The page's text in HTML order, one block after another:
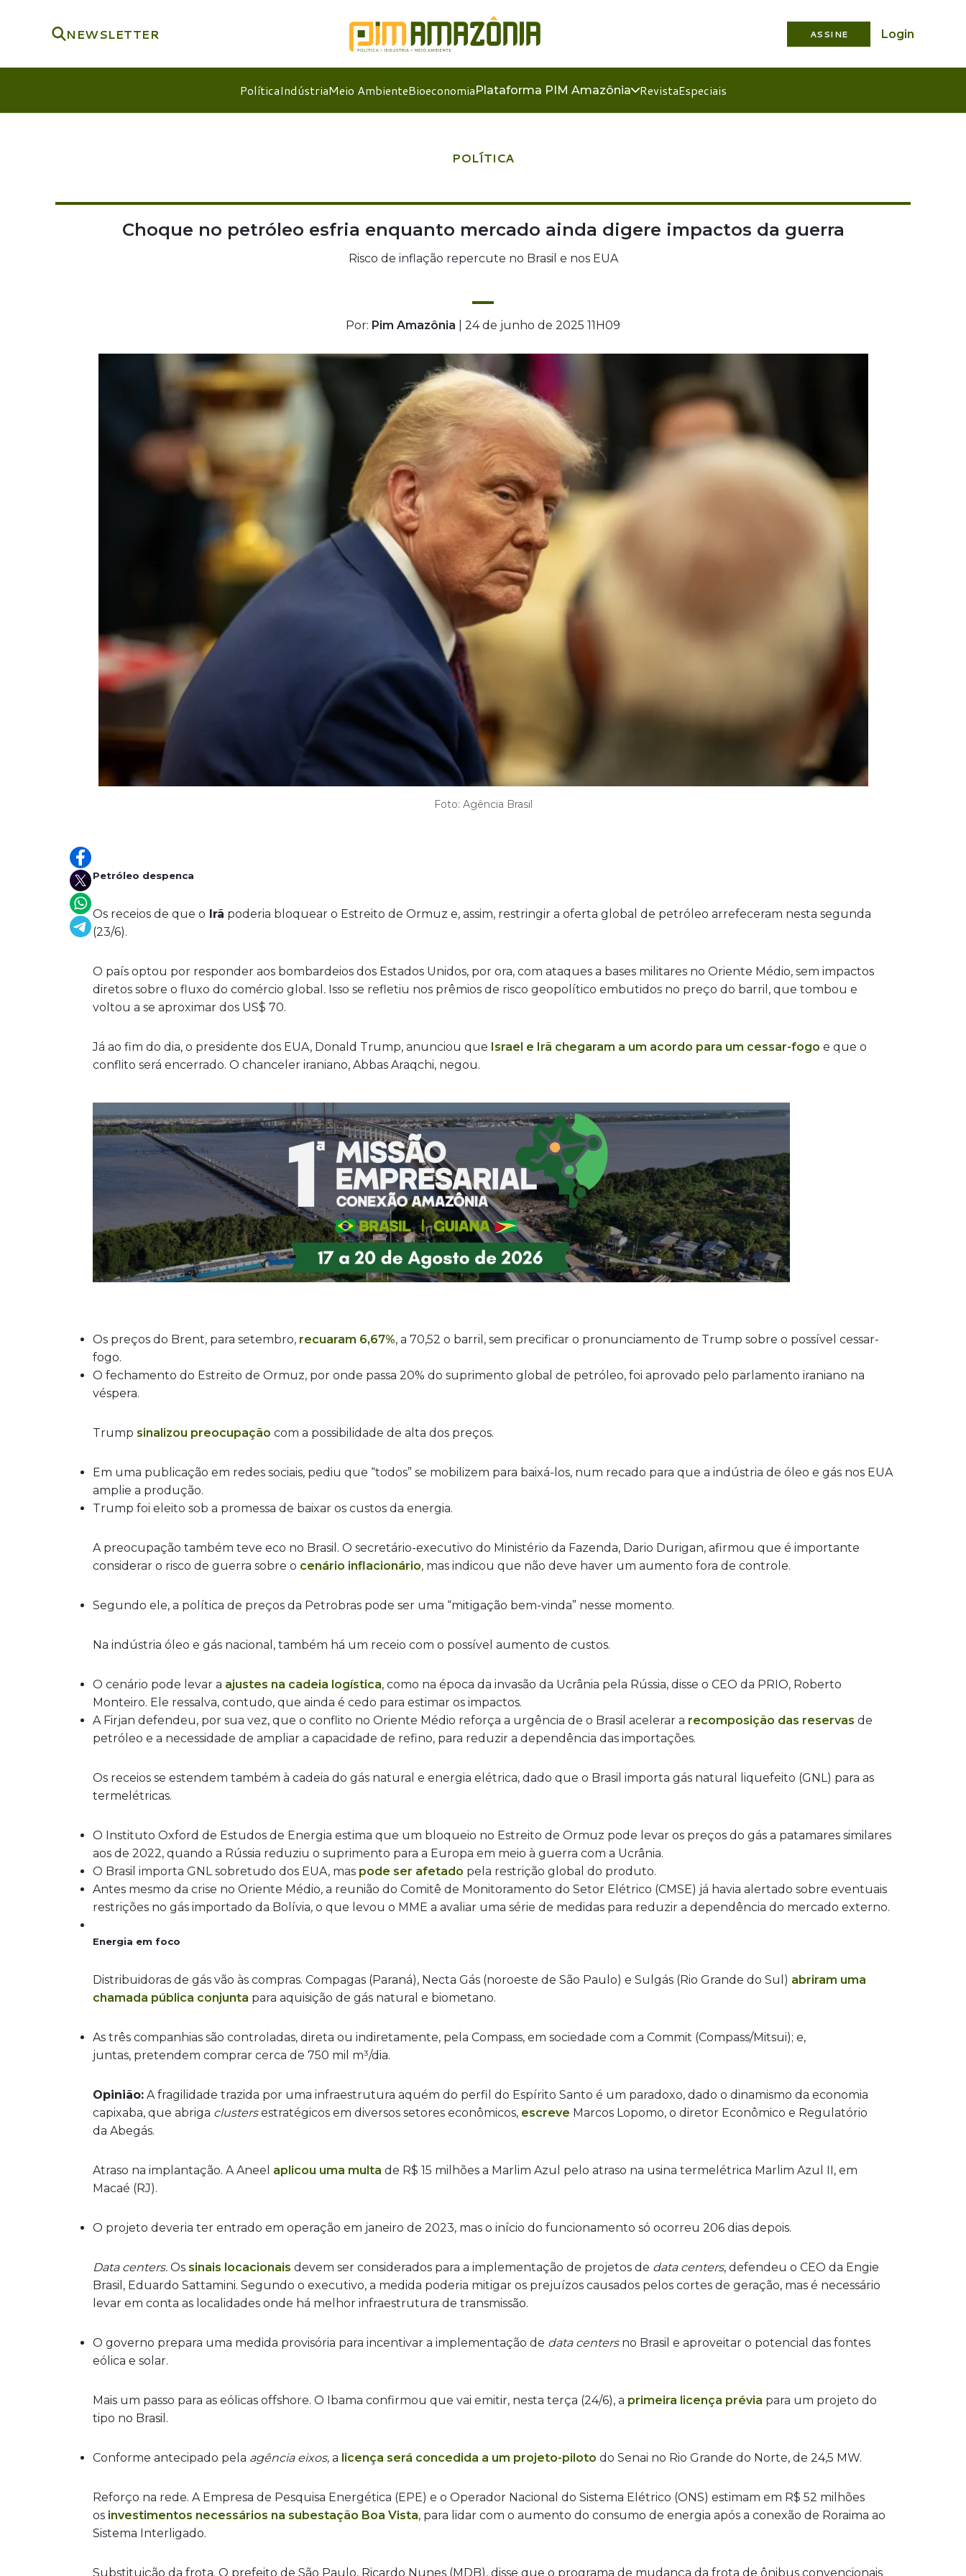
NEWSLETTER ASSINE Login
PolíticaIndústriaMeio AmbienteBioeconomiaPlataforma PIM Amazônia RevistaEspeciais
POLÍTICA
Choque no petróleo esfria enquanto mercado ainda digere impactos da guerra
Risco de inflação repercute no Brasil e nos EUA
Por: Pim Amazônia | 24 de junho de 2025 11H09
Foto: Agência Brasil
Petróleo despenca
Os receios de que o Irã poderia bloquear o Estreito de Ormuz e, assim, restringir a oferta global de petróleo arrefeceram nesta segunda
(23/6).
O país optou por responder aos bombardeios dos Estados Unidos, por ora, com ataques a bases militares no Oriente Médio, sem impactos
diretos sobre o fluxo do comércio global . Isso se refletiu nos prêmios de risco geopolítico embutidos no preço do barril, que tombou e
voltou a se aproximar dos US$ 70.
Já ao fim do dia, o presidente dos EUA, Donald Trump, anunciou que Israel e Irã chegaram a um acordo para um cessar-fogo e que o
conflito será encerrado. O chanceler iraniano, Abbas Araqchi, negou.
Os preços do Brent, para setembro, recuaram 6,67%, a 70,52 o barril, sem precificar o pronunciamento de Trump sobre o possível cessar-
fogo.
O fechamento do Estreito de Ormuz, por onde passa 20% do suprimento global de petróleo, foi aprovado pelo parlamento iraniano na
véspera.
Trump sinalizou preocupação com a possibilidade de alta dos preços.
Em uma publicação em redes sociais, pediu que “todos” se mobilizem para baixá-los, num recado para que a indústria de óleo e gás nos EUA
amplie a produção.
Trump foi eleito sob a promessa de baixar os custos da energia.
A preocupação também teve eco no Brasil. O secretário-executivo do Ministério da Fazenda, Dario Durigan, afirmou que é importante
considerar o risco de guerra sobre o cenário inflacionário, mas indicou que não deve haver um aumento fora de controle.
Segundo ele, a política de preços da Petrobras pode ser uma “mitigação bem-vinda” nesse momento.
Na indústria óleo e gás nacional, também há um receio com o possível aumento de custos.
O cenário pode levar a ajustes na cadeia logística, como na época da invasão da Ucrânia pela Rússia, disse o CEO da PRIO, Roberto
Monteiro. Ele ressalva, contudo, que ainda é cedo para estimar os impactos.
A Firjan defendeu, por sua vez, que o conflito no Oriente Médio reforça a urgência de o Brasil acelerar a recomposição das reservas de
petróleo e a necessidade de ampliar a capacidade de refino, para reduzir a dependência das importações.
Os receios se estendem também à cadeia do gás natural e energia elétrica, dado que o Brasil importa gás natural liquefeito (GNL) para as
termelétricas.
O Instituto Oxford de Estudos de Energia estima que um bloqueio no Estreito de Ormuz pode levar os preços do gás a patamares similares
aos de 2022, quando a Rússia reduziu o suprimento para a Europa em meio à guerra com a Ucrânia.
O Brasil importa GNL sobretudo dos EUA, mas pode ser afetado pela restrição global do produto.
Antes mesmo da crise no Oriente Médio, a reunião do Comitê de Monitoramento do Setor Elétrico (CMSE) já havia alertado sobre eventuais
restrições no gás importado da Bolívia, o que levou o MME a avaliar uma série de medidas para reduzir a dependência do mercado externo.
Energia em foco
Distribuidoras de gás vão às compras. Compagas (Paraná), Necta Gás (noroeste de São Paulo) e Sulgás (Rio Grande do Sul) abriram uma
chamada pública conjunta para aquisição de gás natural e biometano.
As três companhias são controladas, direta ou indiretamente, pela Compass, em sociedade com a Commit (Compass/Mitsui); e,
juntas, pretendem comprar cerca de 750 mil m³/dia.
Opinião: A fragilidade trazida por uma infraestrutura aquém do perfil do Espírito Santo é um paradoxo, dado o dinamismo da economia
capixaba, que abriga clustersestratégicos em diversos setores econômicos, escreve Marcos Lopomo, o diretor Econômico e Regulatório
da Abegás.
Atraso na implantação. A Aneel aplicou uma multa de R$ 15 milhões a Marlim Azul pelo atraso na usina termelétrica Marlim Azul II, em
Macaé (RJ).
O projeto deveria ter entrado em operação em janeiro de 2023, mas o início do funcionamento só ocorreu 206 dias depois.
Data centers. Os sinais locacionais devem ser considerados para a implementação de projetos de data centers, defendeu o CEO da Engie
Brasil, Eduardo Sattamini. Segundo o executivo, a medida poderia mitigar os prejuízos causados pelos cortes de geração, mas é necessário
levar em conta as localidades onde há melhor infraestrutura de transmissão.
O governo prepara uma medida provisória para incentivar a implementação de data centersno Brasil e aproveitar o potencial das fontes
eólica e solar.
Mais um passo para as eólicas offshore. O Ibama confirmou que vai emitir, nesta terça (24/6), a primeira licença prévia para um projeto do
tipo no Brasil.
Conforme antecipado pela agência eixos, a licença será concedida a um projeto-piloto do Senai no Rio Grande do Norte, de 24,5 MW.
Reforço na rede. A Empresa de Pesquisa Energética (EPE) e o Operador Nacional do Sistema Elétrico (ONS) estimam em R$ 52 milhões
os investimentos necessários na subestação Boa Vista, para lidar com o aumento do consumo de energia após a conexão de Roraima ao
Sistema Interligado.
Substituição da frota. O prefeito de São Paulo, Ricardo Nunes (MDB), disse que o programa de mudança da frota de ônibus convencionais